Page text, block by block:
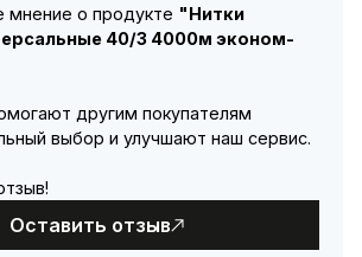
о продукте "Нитки
40/3 4000м эконом-
другим покупателям
выбор и улучшают наш сервис.
Оставить отзыв